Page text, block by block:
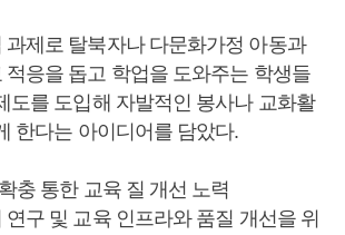
과제로 탈북자나 다문화가정 아동과
적응을 돕고 학업을 도와주는 학생들
도를 도입해 자발적인 봉사나 교화활
한다는 아이디어를 담았다.
충 통한 교육 질 개선 노력
연구 및 교육 인프라와 품질 개선을 위